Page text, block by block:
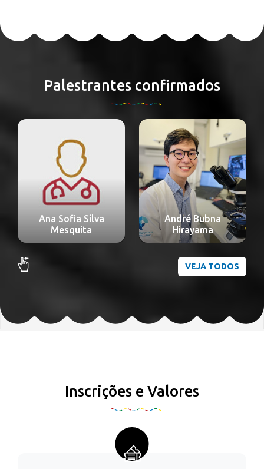
Palestrantes confirmados
André Bubna
Hirayama
Abelardo Rodríguez
VEJA TODOS
Inscrições e Valores